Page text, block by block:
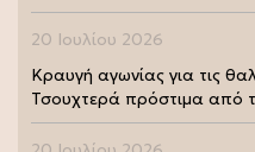
20 Ιουλίου 2026
Κραυγή αγωνίας για τις
Τσουχτερά πρόστιμα από